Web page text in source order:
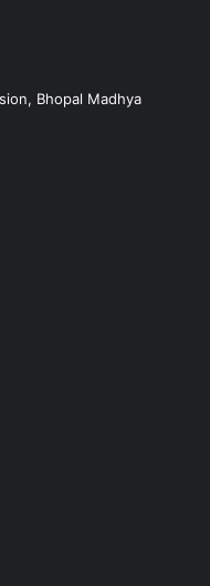
Bhopal Madhya